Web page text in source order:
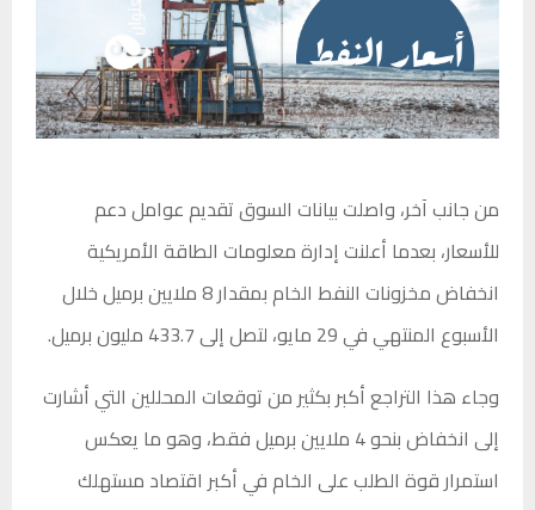
من جانب آخر، واصلت بيانات السوق تقديم عوامل دعم
للأسعار، بعدما أعلنت إدارة معلومات الطاقة الأمريكية
انخفاض مخزونات النفط الخام بمقدار 8 ملايين برميل خلال
الأسبوع المنتهي في 29 مايو، لتصل إلى 433.7 مليون برميل.
وجاء هذا التراجع أكبر بكثير من توقعات المحللين التي أشارت
إلى انخفاض بنحو 4 ملايين برميل فقط، وهو ما يعكس
استمرار قوة الطلب على الخام في أكبر اقتصاد مستهلك